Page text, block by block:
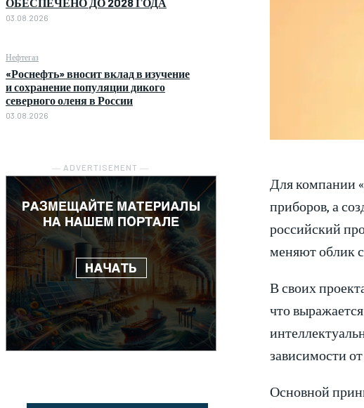
03.08.2026
Нефтегаз
«Роснефть» вносит вклад в изучение
и сохранение популяции дикого
северного оленя в России
03.08.2026
― ADVERTISEMENT ―
Для компании
приборов, а
российский
меняют облик
В своих
что
зависимости
Основной